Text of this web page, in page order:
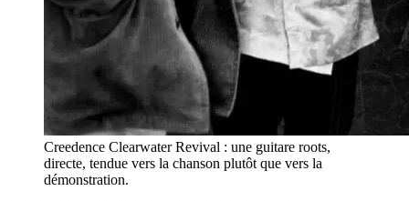
Creedence Clearwater Revival : une guitare roots,
directe, tendue vers la chanson plutôt que vers la
démonstration.